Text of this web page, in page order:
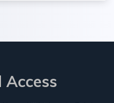
Access